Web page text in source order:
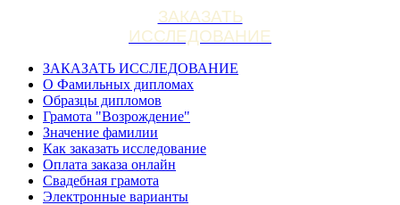
ЗАКАЗАТЬ
ИССЛЕДОВАНИЕ
ЗАКАЗАТЬ ИССЛЕДОВАНИЕ
О Фамильных дипломах
Образцы дипломов
Грамота "Возрождение"
Значение фамилии
Как заказать исследование
Оплата заказа онлайн
Свадебная грамота
Электронные варианты